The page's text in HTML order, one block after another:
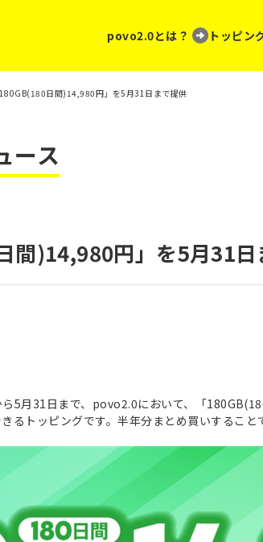
povo2.0とは？ トッピン
日間)14,980円」を5月31日まで提供
ース
間)14,980円」を5月31日
5月31日まで、povo2.0において、「
るトッピングです。半年分まとめ買いするこ